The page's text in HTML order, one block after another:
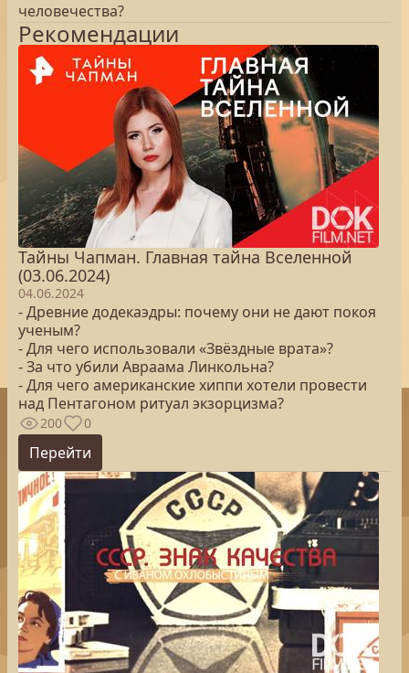
человечества?
Рекомендации
Тайны Чапман. Главная тайна Вселенной
(03.06.2024)
04.06.2024
- Древние додекаэдры: почему они не дают покоя
ученым?
- Для чего использовали «Звёздные врата»?
- За что убили Авраама Линкольна?
- Для чего американские хиппи хотели провести
над Пентагоном ритуал экзорцизма?
200 0
Перейти